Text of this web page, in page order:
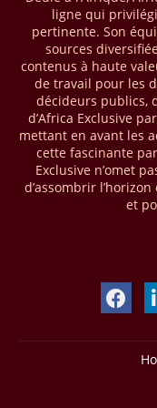
milliards USD (+23 %
enregistré environ 74 %
répertoriées l’an passé
transactions (+16 % par
dans le monde.
28/03/26 AFRIQUE -
Une rapport publié
intitulé « Africa
», dresse un état des
à la fois dynamique et
les contenus
représente moins de 3 %
milliards USD. L'écart
exportations créatives
ligne qui
pertinente. Son
sources
contenus à haute
de travail pour les
décideurs publics,
d’Africa Exclusive
mettant en avant les
cette fascinante
Exclusive n’omet
d’assombrir
et